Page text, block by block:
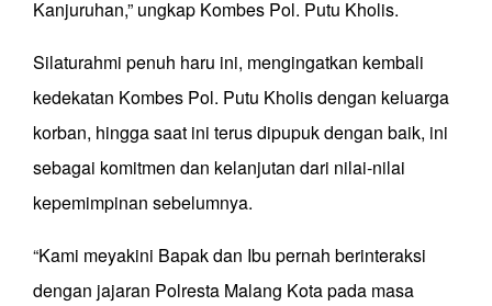
Kanjuruhan,” ungkap Kombes Pol. Putu Kholis.
Silaturahmi penuh haru ini, mengingatkan kembali
kedekatan Kombes Pol. Putu Kholis dengan keluarga
korban, hingga saat ini terus dipupuk dengan baik, ini
sebagai komitmen dan kelanjutan dari nilai-nilai
kepemimpinan sebelumnya.
“Kami meyakini Bapak dan Ibu pernah berinteraksi
dengan jajaran Polresta Malang Kota pada masa